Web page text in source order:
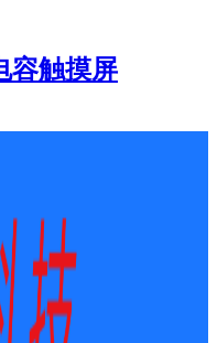
容触摸屏